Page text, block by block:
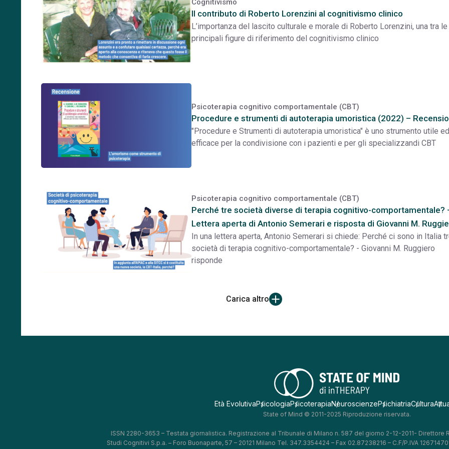
Cognitivismo
Il contributo di Roberto Lorenzini al cognitivismo clinico
L’importanza del lascito culturale e morale di Roberto Lorenzini, una tra le
principali figure di riferimento del cognitivismo clinico
Psicoterapia cognitivo comportamentale (CBT)
Procedure e strumenti di autoterapia umoristica (2022) –
"Procedure e Strumenti di autoterapia umoristica" è uno strumento utile ed
efficace per la condivisione con i pazienti e per gli specializzandi CBT
Psicoterapia cognitivo comportamentale (CBT)
Perché tre società diverse di terapia cognitivo-comportamentale?
Lettera aperta di Antonio Semerari e risposta di Giovanni M.
In una lettera aperta, Antonio Semerari si chiede: Perché ci sono in Italia
società di terapia cognitivo-comportamentale? - Giovanni M. Ruggiero
risponde
Carica altro
Età EvolutivaPsicologiaPsicoterapiaNeuroscienzePsichiatriaCultura
State of Mind © 2011-2025 Riproduzione riservata.
ISSN 2280-3653 – Testata giornalistica. Registrazione al Tribunale di Milano n. 587 del giorno 2-12-2011- Direttore
Studi Cognitivi S.p.a. – Foro Buonaparte, 57 – 20121 Milano Tel. 347.3354424 – Fax 02.87238216 – C.F/P.IVA